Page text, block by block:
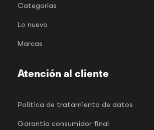
Categorías
Lo nuevo
Marcas
Atención al cliente
Politica de tratamiento de datos
Garantia consumidor final